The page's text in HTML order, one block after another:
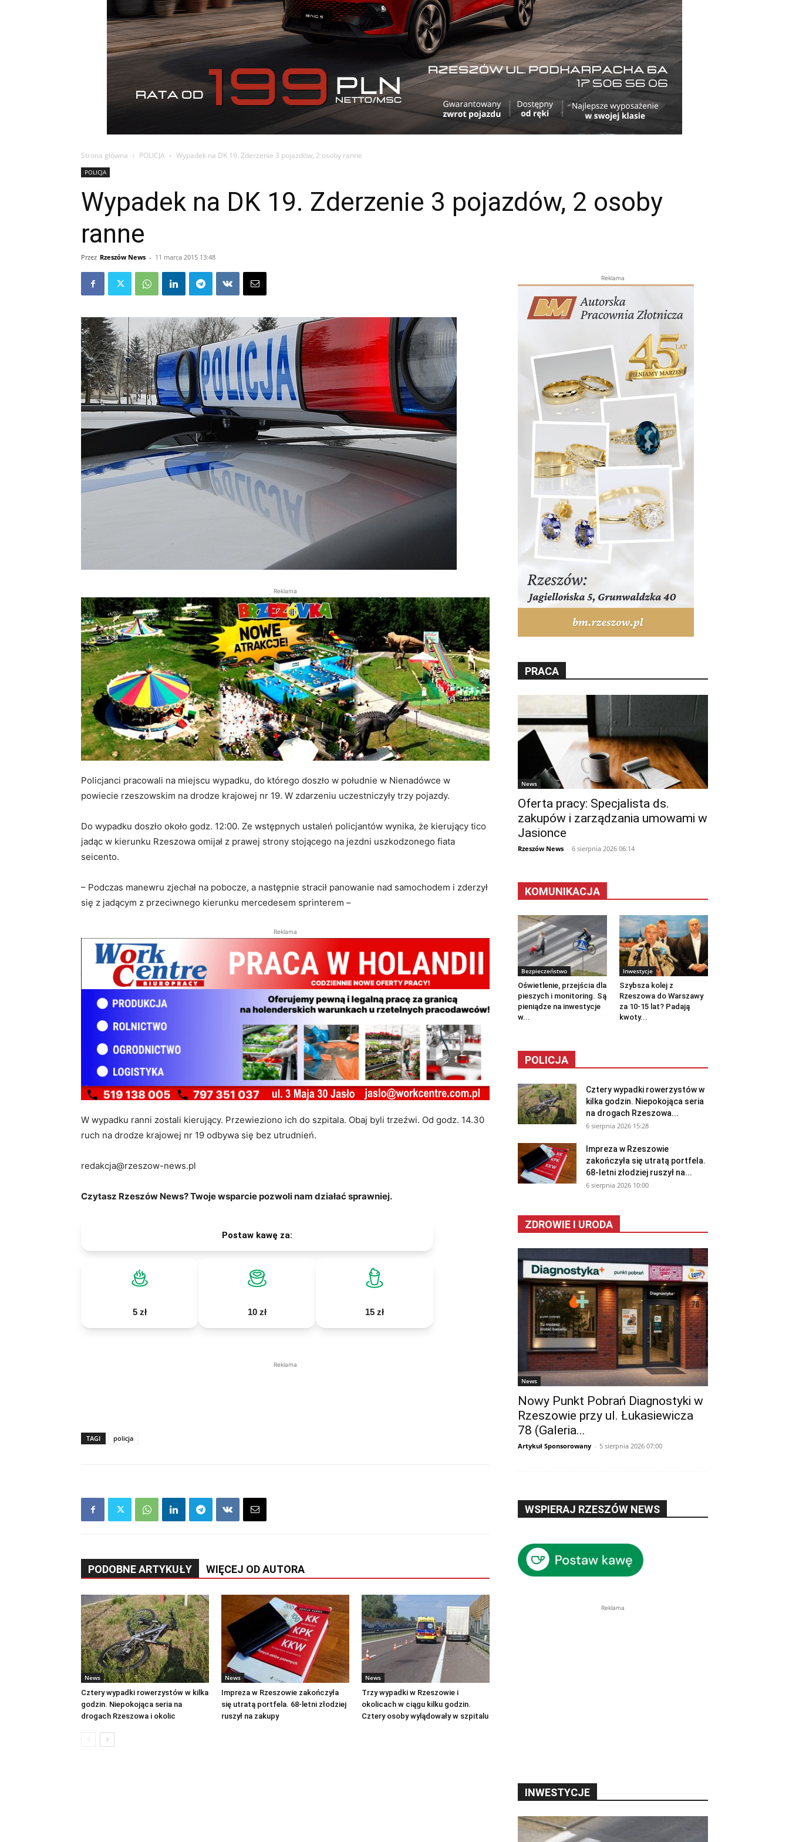
Strona główna POLICJA Wypadek na DK 19. Zderzenie 3 pojazdów, 2 osoby ranne
POLICJA
Wypadek na DK 19. Zderzenie 3 pojazdów, 2 osoby
ranne
Przez Rzeszów News - 11 marca 2015 13:48
Reklama
Policjanci pracowali na miejscu wypadku, do którego doszło w południe w Nienadówce w
powiecie rzeszowskim na drodze krajowej nr 19. W zdarzeniu uczestniczyły trzy pojazdy.
Do wypadku doszło około godz. 12:00. Ze wstępnych ustaleń policjantów wynika, że kierujący tico
jadąc w kierunku Rzeszowa omijał z prawej strony stojącego na jezdni uszkodzonego fiata
seicento.
– Podczas manewru zjechał na pobocze, a następnie stracił panowanie nad samochodem i zderzył
się z jadącym z przeciwnego kierunku mercedesem sprinterem –
Reklama
W wypadku ranni zostali kierujący. Przewieziono ich do szpitala. Obaj byli trzeźwi. Od godz. 14.30
ruch na drodze krajowej nr 19 odbywa się bez utrudnień.
redakcja@rzeszow-news.pl
Czytasz Rzeszów News? Twoje wsparcie pozwoli nam działać sprawniej.
Postaw kawę za:
5 zł 10 zł 15 zł
Reklama
TAGI policja
PODOBNE ARTYKUŁY WIĘCEJ OD AUTORA
News
Cztery wypadki rowerzystów w kilka
godzin. Niepokojąca seria na
drogach Rzeszowa i okolic
News
Impreza w Rzeszowie zakończyła
się utratą portfela. 68-letni złodziej
ruszył na zakupy
News
Trzy wypadki w Rzeszowie i
okolicach w ciągu kilku godzin.
Cztery osoby wylądowały w szpitalu
Reklama
PRACA
News
Oferta pracy: Specjalista ds.
zakupów i zarządzania umowami w
Jasionce
Rzeszów News - 6 sierpnia 2026 06:14
KOMUNIKACJA
Bezpieczeństwo
Oświetlenie, przejścia dla
pieszych i monitoring. Są
pieniądze na inwestycje
w...
Inwestycje
Szybsza kolej z
Rzeszowa do Warszawy
za 10-15 lat? Padają
kwoty...
POLICJA
Cztery wypadki rowerzystów w
kilka godzin. Niepokojąca seria
na drogach Rzeszowa...
6 sierpnia 2026 15:28
Impreza w Rzeszowie
zakończyła się utratą portfela.
68-letni złodziej ruszył na...
6 sierpnia 2026 10:00
ZDROWIE I URODA
News
Nowy Punkt Pobrań Diagnostyki w
Rzeszowie przy ul. Łukasiewicza
78 (Galeria...
Artykuł Sponsorowany - 5 sierpnia 2026 07:00
WSPIERAJ RZESZÓW NEWS
Reklama
INWESTYCJE